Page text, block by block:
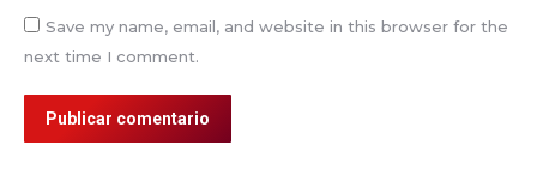
Save my name, email, and website in this browser for the
next time I comment.
Publicar comentario